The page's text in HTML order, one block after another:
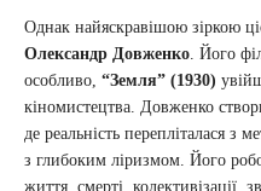
Однак найяскравішою зіркою
Олександр Довженко. Його
особливо, “Земля” (1930)
кіномистецтва. Довженко
де реальність перепліталася з
з глибоким ліризмом. Його
життя, смерті, колективізації,